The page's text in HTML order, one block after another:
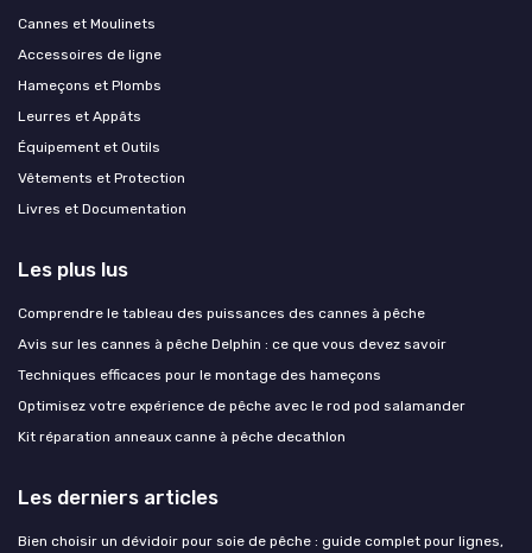
Cannes et Moulinets
Accessoires de ligne
Hameçons et Plombs
Leurres et Appâts
Équipement et Outils
Vêtements et Protection
Livres et Documentation
Les plus lus
Comprendre le tableau des puissances des cannes à pêche
Avis sur les cannes à pêche Delphin : ce que vous devez savoir
Techniques efficaces pour le montage des hameçons
Optimisez votre expérience de pêche avec le rod pod salamander
Kit réparation anneaux canne à pêche decathlon
Les derniers articles
Bien choisir un dévidoir pour soie de pêche : guide complet pour lignes,